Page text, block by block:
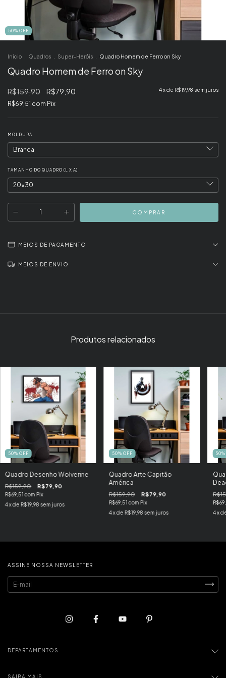
50% OFF
Início Quadros Super-Heróis Quadro Homem de Ferro on Sky
Quadro Homem de Ferro on Sky
R$159,90 R$79,90 4x de R$19,98 sem juros
R$69,51 com Pix
MOLDURA
TAMANHO DO QUADRO (L X A)
MEIOS DE PAGAMENTO
MEIOS DE ENVIO
Produtos relacionados
50% OFF
Quadro Desenho Wolverine
R$159,90 R$79,90
R$69,51com Pix
4x de R$19,98 sem juros
50% OFF
Quadro Arte Capitão
América
R$159,90 R$79,90
R$69,51com Pix
4x de R$19,98 sem juros
50
4 x
ASSINE NOSSA NEWSLETTER
DEPARTAMENTOS
SAIBA MAIS